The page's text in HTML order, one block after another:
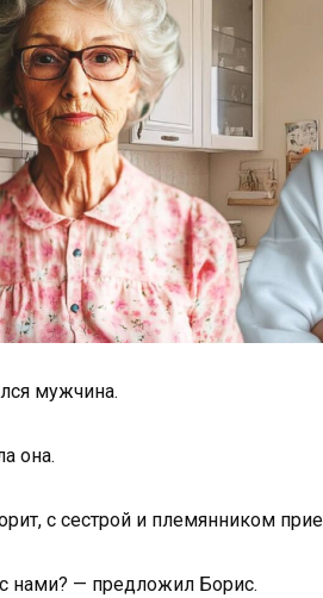
мужчина.
она.
с сестрой и племянником
нами? — предложил Борис.